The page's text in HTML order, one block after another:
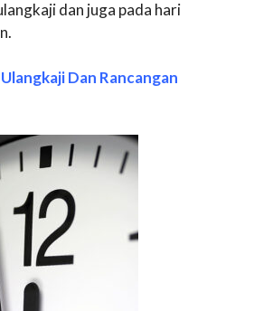
dan juga pada hari
Dan Rancangan